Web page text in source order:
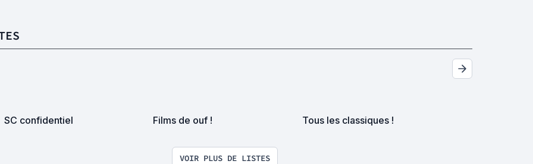
SC confidentiel Films de ouf ! Tous les classiques !
VOIR PLUS DE LISTES